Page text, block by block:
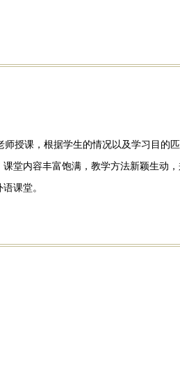
师授课，根据学生的情况以及学习目的
堂内容丰富饱满，教学方法新颖生动
课堂。